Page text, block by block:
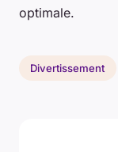
optimale.
Divertissement